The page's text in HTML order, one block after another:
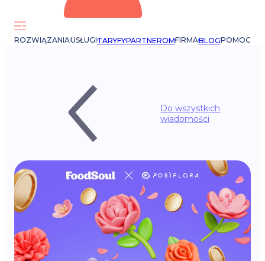
ROZWIĄZANIAUSŁUGITARYFYPARTNEROMFIRMABLOGPOMOC
Do wszystkich
wiadomości